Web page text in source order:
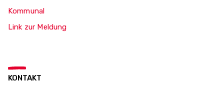
Kommunal
Link zur Meldung
KONTAKT